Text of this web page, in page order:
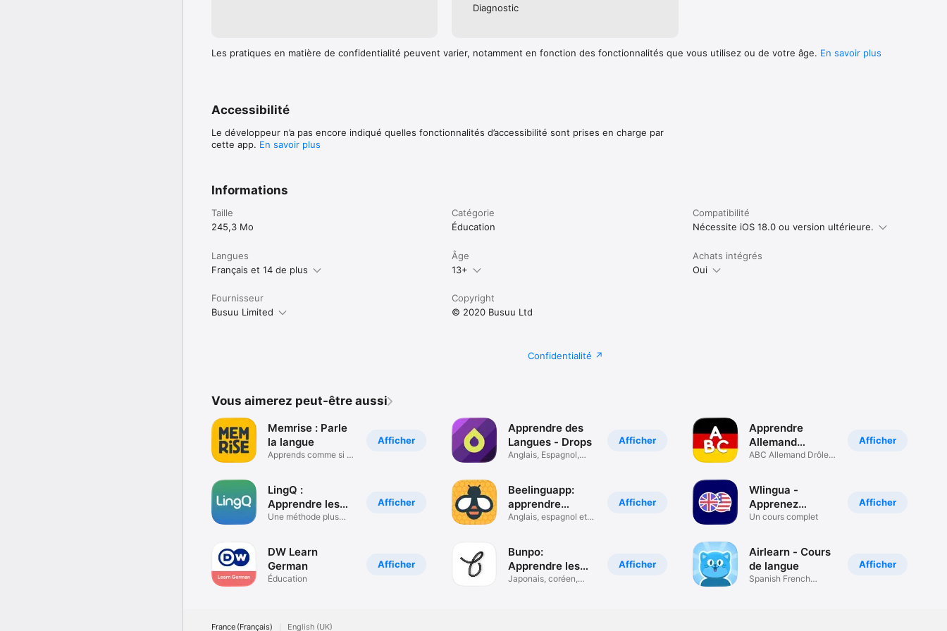
Diagnostic
Les pratiques en matière de confidentialité peuvent varier, notamment en fonction des fonctionnalités que vous utilisez ou de votre âge. En savoir plus
Accessibilité
Le développeur n’a pas encore indiqué quelles fonctionnalités d’accessibilité sont prises en charge par
cette app. En savoir plus
Informations
Taille
245,3 Mo
Catégorie
Éducation
Compatibilité
Nécessite iOS 18.0 ou version ultérieure.
Langues
Français et 14 de plus
Âge
13+
Achats intégrés
Oui
Fournisseur
Busuu Limited
Copyright
© 2020 Busuu Ltd
Confidentialité
Vous aimerez peut-être aussi
Afficher
Memrise : Parle
la langue
Apprends comme si tu
Afficher
LingQ :
Apprendre les
Langues
Une méthode plus
Afficher
DW Learn
German
Éducation
Afficher
Apprendre des
Langues - Drops
Anglais, Espagnol,
Afficher
Beelinguapp:
apprendre
langues
Anglais, espagnol et
Afficher
Bunpo:
Apprendre les
langues
Japonais, coréen,
Afficher
Apprendre
Allemand
Débutants
ABC Allemand Drôle
Afficher
Wlingua -
Apprenez
l’anglais
Un cours complet
Afficher
Airlearn - Cours
de langue
Spanish French
France (Français) English (UK)